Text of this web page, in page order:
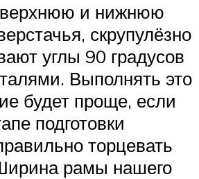
и нижнюю
скрупулёзно
углы 90 градусов
Выполнять это
будет проще, если
подготовки
торцевать
рамы нашего